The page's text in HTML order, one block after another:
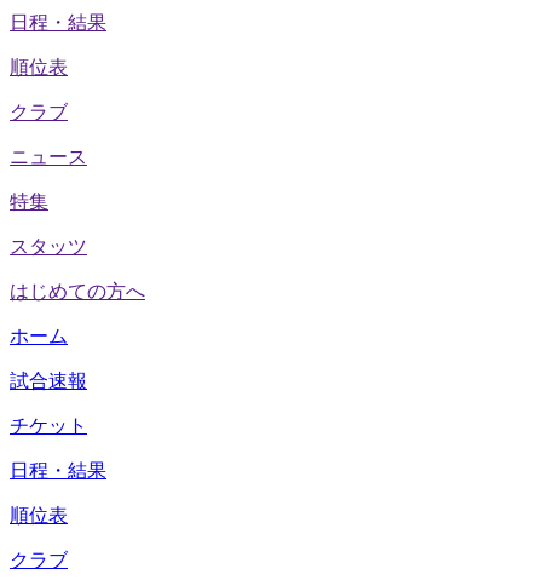
日程・結果
順位表
クラブ
ニュース
特集
スタッツ
はじめての方へ
ホーム
試合速報
チケット
日程・結果
順位表
クラブ